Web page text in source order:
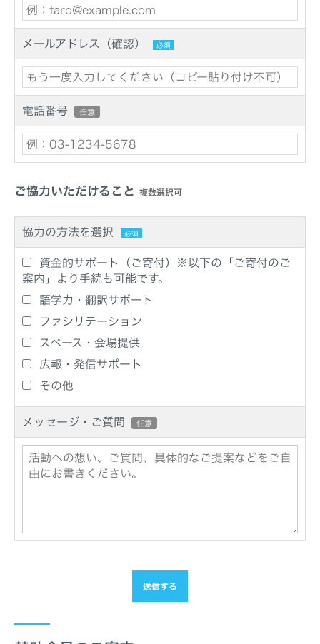
メールアドレス（確認） 必須
電話番号 任意
ご協力いただけること 複数選択可
協力の方法を選択 必須
資金的サポート（ご寄付）※以下の「ご寄付のご
案内」より手続も可能です。
語学力・翻訳サポート
ファシリテーション
スペース・会場提供
広報・発信サポート
その他
メッセージ・ご質問 任意